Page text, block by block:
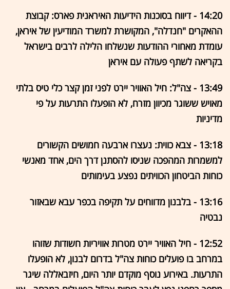
14:20 - דיווח בסוכנות הידיעות האיראנית פארס: קבוצת
ההאקרים "חנדלה", המקושרת למשרד המודיעין של איראן,
עומדת מאחורי ההודעות שנשלחו הלילה לרבים בישראל
בקריאה לשתף פעולה עם איראן
13:49 - צה"ל: חיל האוויר יירט לפני זמן קצר כלי טיס בלתי
מאויש ששוגר מכיוון מזרח, לא הופעלו התרעות על פי
מדיניות
13:18 - צבא כווית: נעצרו ארבעה חמושים הקשורים
למשמרות המהפכה שניסו להסתנן דרך הים, אחד מאנשי
כוחות הביטחון הכוויתים נפצע בעימותים
13:16 - בלבנון מדווחים על תקיפה בכפר עבא שבאזור
נבטיה
12:52 - חיל האוויר יירט מטרות אוויריות חשודות שזוהו
במרחב בו פועלים כוחות צה"ל בדרום לבנון, לא הופעלו
התרעות. באירוע נוסף מוקדם יותר היום, חיזבאללה שיגר